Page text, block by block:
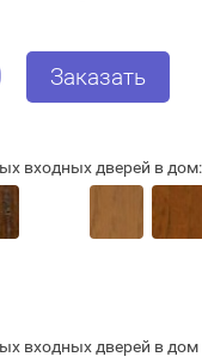
Заказать
входных дверей в дом:
входных дверей в дом